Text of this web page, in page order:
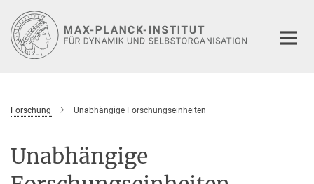
Hauptinhalt
Forschung Unabhängige Forschungseinheiten
Unabhängige